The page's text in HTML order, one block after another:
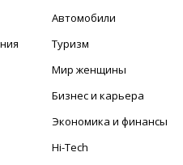
Автомобили
Туризм
Мир женщины
Бизнес и карьера
Экономика и финансы
Hi-Tech